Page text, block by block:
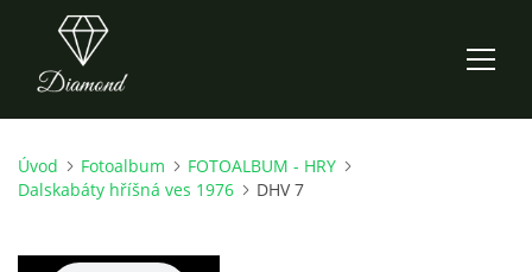
ÚVOD
Úvod Fotoalbum
FOTOALBUM - HRY
Dalskabáty hříšná ves 1976
DHV 7